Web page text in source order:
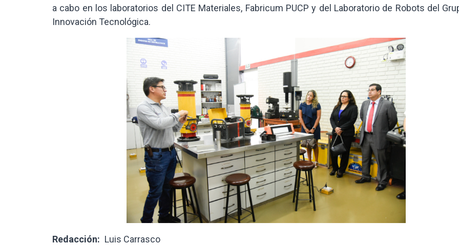
a cabo en los laboratorios del CITE Materiales, Fabricum PUCP y del Laboratorio de Robots del
Innovación Tecnológica.
Redacción: Luis Carrasco